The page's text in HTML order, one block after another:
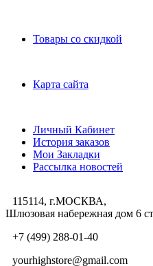
Товары со скидкой
Карта сайта
Личный Кабинет
История заказов
Мои Закладки
Рассылка новостей
115114, г.МОСКВА,
Шлюзовая набережная дом 6
+7 (499) 288-01-40
yourhighstore@gmail.com